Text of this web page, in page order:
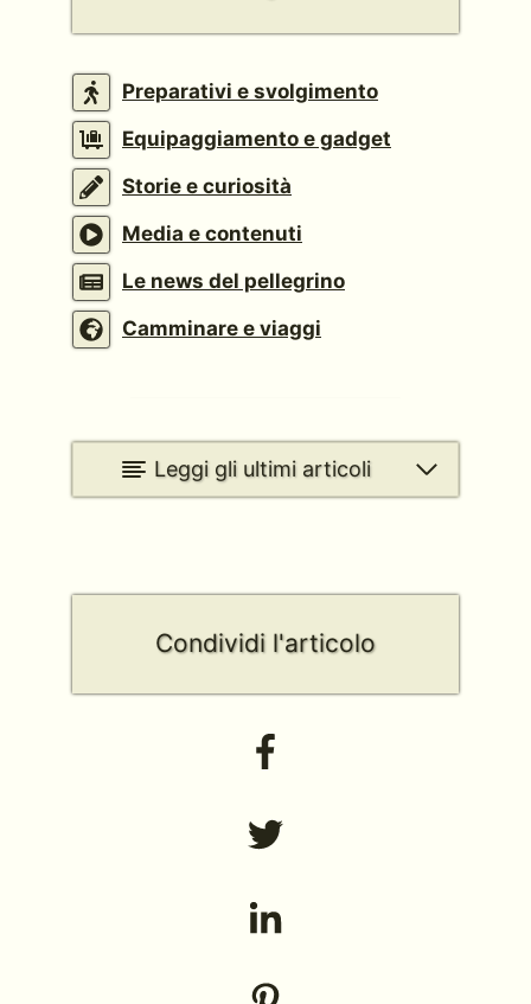
Preparativi e svolgimento
Equipaggiamento e gadget
Storie e curiosità
Media e contenuti
Le news del pellegrino
Camminare e viaggi
Leggi gli ultimi articoli
Condividi l'articolo